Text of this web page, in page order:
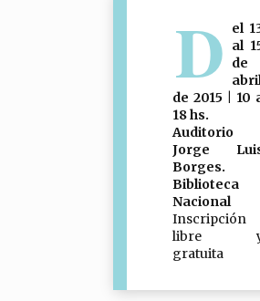
D
el
al
de
de 2015 | 10
18 hs.
Auditorio
Jorge
Borges.
Biblioteca
Nacional
Inscripción
libre
gratuita